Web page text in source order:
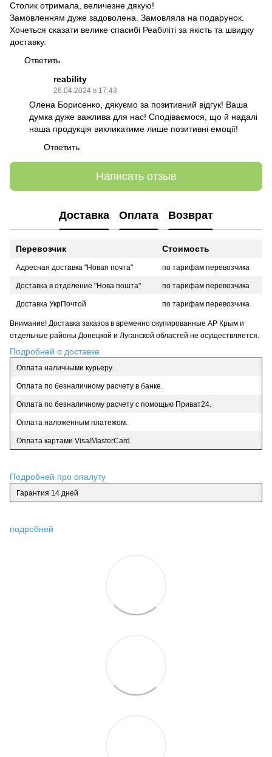
Столик отримала, величезне дякую!
Замовленням дуже задоволена. Замовляла на подарунок.
Хочеться сказати велике спасибі Реабіліті за якість та швидку
доставку.
Ответить
reability
26.04.2024 в 17:43
Олена Борисенко, дякуємо за позитивний відгук! Ваша
думка дуже важлива для нас! Сподіваємося, що й надалі
наша продукція викликатиме лише позитивні емоції!
Ответить
Написать отзыв
Доставка Оплата Возврат
Перевозчик Стоимость
Адресная доставка "Новая почта" по тарифам перевозчика
Доставка в отделение "Нова пошта" по тарифам перевозчика
Доставка УкрПочтой по тарифам перевозчика
Внимание! Доставка заказов в временно окупированные АР Крым и
отдельные районы Донецкой и Луганской областей не осуществляется.
Подробней о доставке
Оплата наличными курьеру.
Оплата по безналичному расчету в банке.
Оплата по безналичному расчету с помощью Приват24.
Оплата наложенным платежом.
Оплата картами Visa/MasterCard.
Подробней про опалуту
Гарантия 14 дней
подробней